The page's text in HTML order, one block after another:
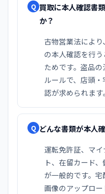
Q 買取に本人確認書
か？
古物営業法によ
の本人確認を行
ためです。盗品
ルールで、店頭
認が求められます。
Q どんな書類が本人
運転免許証、マ
ト、在留カード
が一般的です。
画像のアップロ